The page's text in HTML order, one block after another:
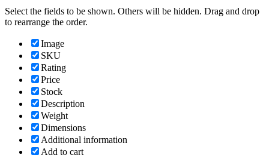
Select the fields to be shown. Others will be hidden. Drag and drop
to rearrange the order.
Image
SKU
Rating
Price
Stock
Description
Weight
Dimensions
Additional information
Add to cart